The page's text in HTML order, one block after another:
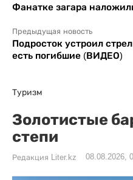
Фанатке загара
Предыдущая новость
Подросток устроил
есть погибшие (ВИДЕО)
Туризм
Золотистые
степи
Редакция Liter.kz 08.08.2026,